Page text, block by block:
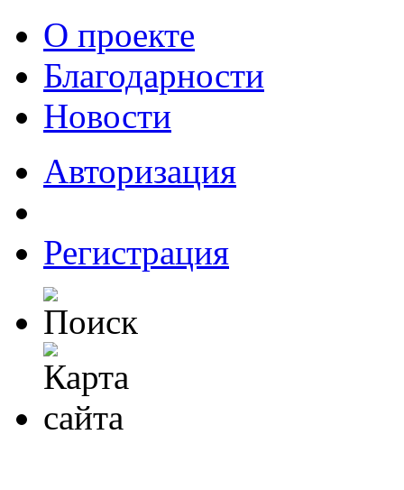
О проекте
Благодарности
Новости
Авторизация
Регистрация